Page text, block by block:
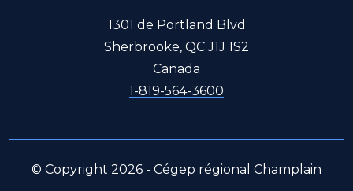
1301 de Portland Blvd
Sherbrooke, QC J1J 1S2
Canada
1-819-564-3600
© Copyright 2026 - Cégep régional Champlain